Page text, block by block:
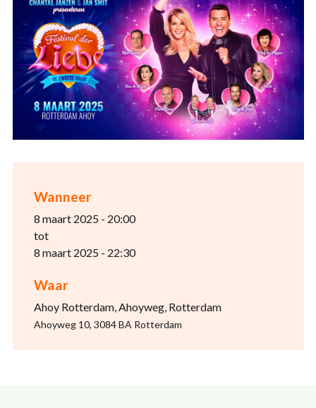
Wanneer
8 maart 2025 - 20:00
tot
8 maart 2025 - 22:30
Waar
Ahoy Rotterdam, Ahoyweg, Rotterdam
Ahoyweg 10, 3084 BA Rotterdam